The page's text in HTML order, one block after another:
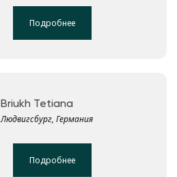
Подробнее
Briukh Tetiana
Людвигсбург, Германия
Подробнее